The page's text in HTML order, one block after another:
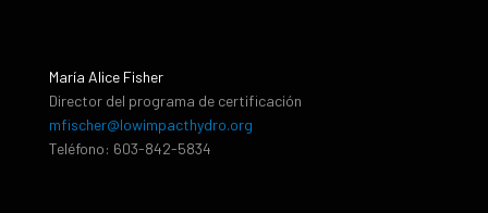
María Alice Fisher
Director del programa de certificación
mfischer@lowimpacthydro.org
Teléfono: 603-842-5834